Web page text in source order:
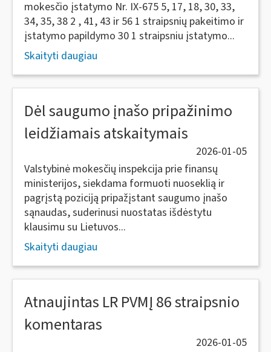
mokesčio įstatymo Nr. IX-675 5, 17, 18, 30, 33,
34, 35, 38 2 , 41, 43 ir 56 1 straipsnių pakeitimo ir
įstatymo papildymo 30 1 straipsniu įstatymo...
Skaityti daugiau
Dėl saugumo įnašo pripažinimo
leidžiamais atskaitymais
2026-01-05
Valstybinė mokesčių inspekcija prie finansų
ministerijos, siekdama formuoti nuoseklią ir
pagrįstą poziciją pripažįstant saugumo įnašo
sąnaudas, suderinusi nuostatas išdėstytu
klausimu su Lietuvos...
Skaityti daugiau
Atnaujintas LR PVMĮ 86 straipsnio
komentaras
2026-01-05